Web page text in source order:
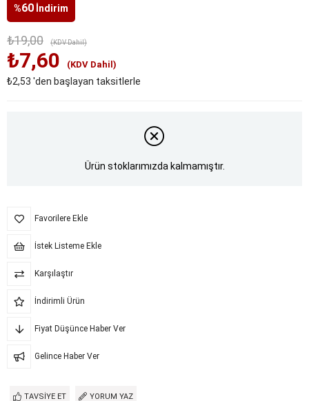
%60 İndirim
₺19,00 (KDV Dahil)
₺7,60 (KDV Dahil)
₺2,53 'den başlayan taksitlerle
Ürün stoklarımızda kalmamıştır.
Favorilere Ekle
İstek Listeme Ekle
Karşılaştır
İndirimli Ürün
Fiyat Düşünce Haber Ver
Gelince Haber Ver
TAVSIYE ET YORUM YAZ